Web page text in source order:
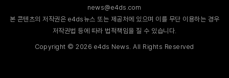
news@e4ds.com
본 콘텐츠의 저작권은 e4ds뉴스 또는 제공처에 있으며 이를 무단 이용하는 경우
저작권법 등에 따라 법적책임을 질 수 있습니다.
Copyright ©2026 e4ds News. All Rights Reserved